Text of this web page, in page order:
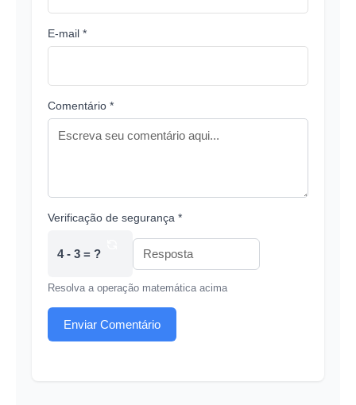
E-mail *
Comentário *
Verificação de segurança *
4 - 3 = ?
Resolva a operação matemática acima
Enviar Comentário